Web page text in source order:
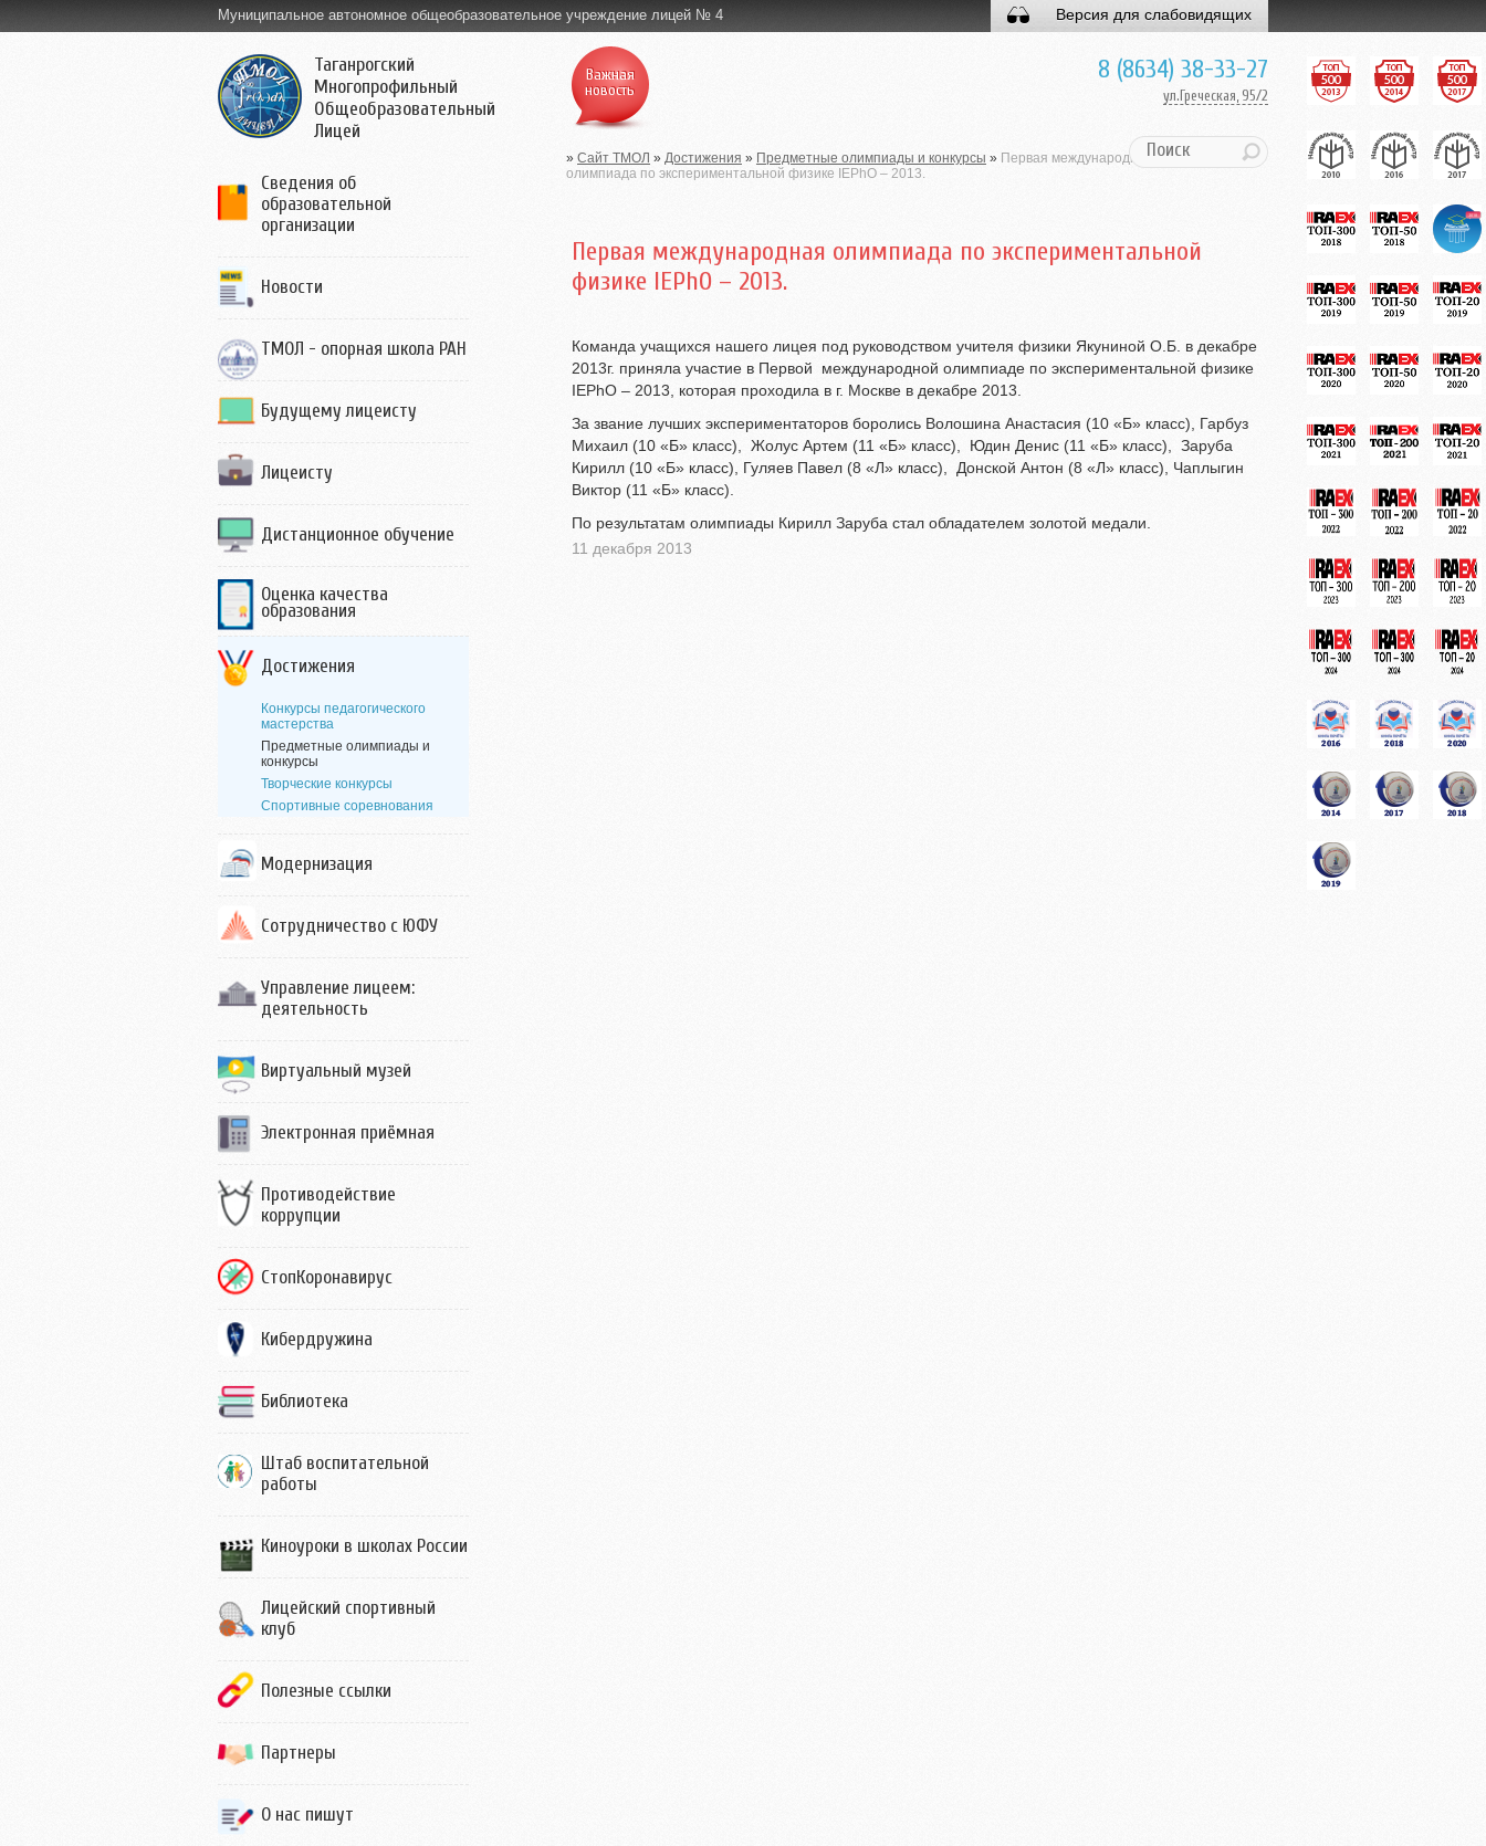
Муниципальное автономное общеобразовательное учреждение лицей № 4 Версия для слабовидящих
Таганрогский
Многопрофильный
Общеобразовательный
Лицей
Сведения об
образовательной
организации
Новости
ТМОЛ - опорная школа РАН
Будущему лицеисту
Лицеисту
Дистанционное обучение
Оценка качества
образования
Достижения
Конкурсы педагогического
мастерства
Предметные олимпиады и
конкурсы
Творческие конкурсы
Спортивные соревнования
Модернизация
Сотрудничество с ЮФУ
Управление лицеем:
деятельность
Виртуальный музей
Электронная приёмная
Противодействие
коррупции
СтопКоронавирус
Кибердружина
Библиотека
Штаб воспитательной
работы
Киноуроки в школах России
Лицейский спортивный
клуб
Полезные ссылки
Партнеры
О нас пишут
8 (8634) 38-33-27
ул.Греческая, 95/2
Важная
новость
» Сайт ТМОЛ » Достижения » Предметные олимпиады и конкурсы » Первая международная
олимпиада по экспериментальной физике IEPhO – 2013.
Первая международная олимпиада по экспериментальной
физике IEPhO – 2013.
Команда учащихся нашего лицея под руководством учителя физики Якуниной О.Б. в декабре
2013г. приняла участие в Первой международной олимпиаде по экспериментальной физике
IEPhO – 2013, которая проходила в г. Москве в декабре 2013.
За звание лучших экспериментаторов боролись Волошина Анастасия (10 «Б» класс), Гарбуз
Михаил (10 «Б» класс), Жолус Артем (11 «Б» класс), Юдин Денис (11 «Б» класс), Заруба
Кирилл (10 «Б» класс), Гуляев Павел (8 «Л» класс), Донской Антон (8 «Л» класс), Чаплыгин
Виктор (11 «Б» класс).
По результатам олимпиады Кирилл Заруба стал обладателем золотой медали.
11 декабря 2013